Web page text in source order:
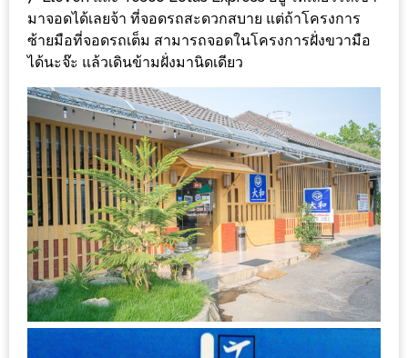
อร่อย
ที่
ต้อง
มา
ลอง
ถนน
คน
เดิน
วัน
อาทิตย์
ท่าแพ
เชียงใหม่
CART
มาจอดได้เลยจ้า ที่จอดรถสะดวกสบาย แต่ถ้าโครงการ
ซ้ายมือที่จอดรถเต็ม สามารถจอดในโครงการฝั่งขวามือ
ได้นะจ๊ะ แล้วเดินข้ามฝั่งมานิดเดียว